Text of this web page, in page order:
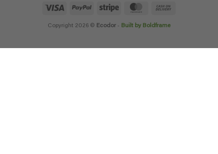
Visa PayPal Stripe MasterCard
Copyright 2026 © Ecodor- Built by Boldframe